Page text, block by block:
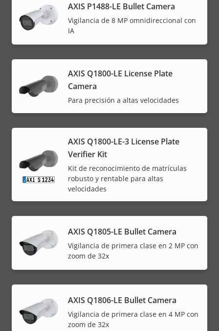
AXIS P1488-LE Bullet Camera
Vigilancia de 8 MP omnidireccional con
IA
AXIS Q1800-LE License Plate
Camera
Para precisión a altas velocidades
AXIS Q1800-LE-3 License Plate
Verifier Kit
Kit de reconocimiento de matrículas
robusto y rentable para altas
velocidades
AXIS Q1805-LE Bullet Camera
Vigilancia de primera clase en 2 MP con
zoom de 32x
AXIS Q1806-LE Bullet Camera
Vigilancia de primera clase en 4 MP con
zoom de 32x